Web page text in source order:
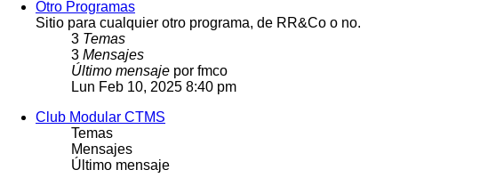
Otro Programas
Sitio para cualquier otro programa, de RR&Co o no.
3 Temas
3 Mensajes
Último mensaje por fmco
Lun Feb 10, 2025 8:40 pm
Club Modular CTMS
Temas
Mensajes
Último mensaje